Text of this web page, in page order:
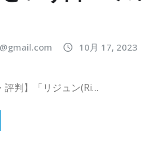
10月 17, 2023
評判】「リジュン(Ri…